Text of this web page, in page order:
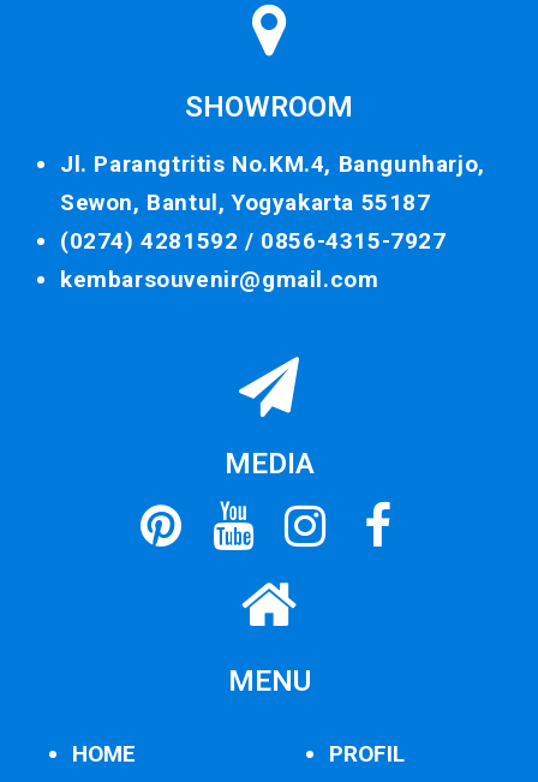
SHOWROOM
Jl. Parangtritis No.KM.4, Bangunharjo,
Sewon, Bantul, Yogyakarta 55187
(0274) 4281592 / 0856-4315-7927
kembarsouvenir@gmail.com
MEDIA
MENU
HOME PROFIL